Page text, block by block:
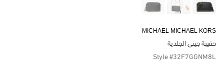
MICHAEL MICHAEL KORS
حقيبة جيني الجلدية
Style #32F7GGNM8L